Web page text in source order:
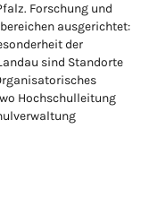
Forschung und
ausgerichtet:
der
sind Standorte
Hochschulleitung